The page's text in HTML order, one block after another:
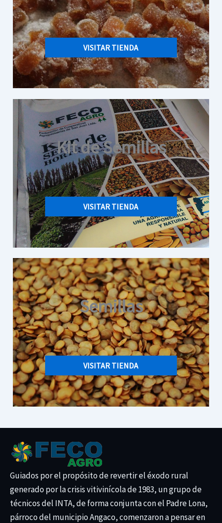
VISITAR TIENDA
Kit de Semillas
VISITAR TIENDA
Semillas
VISITAR TIENDA
Guiados por el propósito de revertir el éxodo rural
generado por la crisis vitivinícola de 1983, un grupo de
técnicos del INTA, de forma conjunta con el Padre Lona,
párroco del municipio Angaco, comenzaron a pensar en